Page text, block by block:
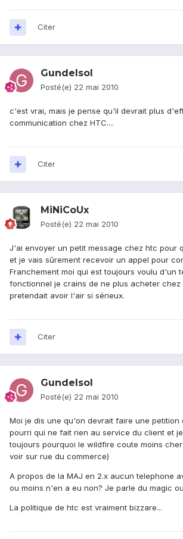
Citer
Gundelsol
Posté(e) 22 mai 2010
c'est vrai, mais je pense qu'il devrait plus
communication chez HTC....
Citer
MiNiCoUx
Posté(e) 22 mai 2010
J'ai envoyer un petit message chez htc pour
et je vais sûrement recevoir un appel pour
Franchement moi qui est toujours voulu d'un
fonctionnel je crains de ne plus acheter chez
pretendait avoir l'air si sérieux.
Citer
Gundelsol
Posté(e) 22 mai 2010
Moi je dis une qu'on devrait faire une petition
pourri qui ne fait rien au service du client et
toujours pourquoi le wildfire coute moins
voir sur rue du commerce)
A propos de la MAJ en 2.x aucun telephone
ou moins n'en a eu non? Je parle du magic
La politique de htc est vraiment bizzare...